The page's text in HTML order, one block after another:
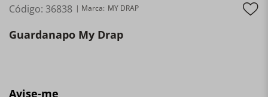
Código: 36838 MY DRAP
Guardanapo My Drap